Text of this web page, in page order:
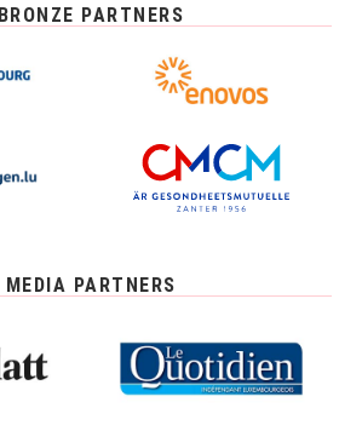
BRONZE PARTNERS
MEDIA PARTNERS